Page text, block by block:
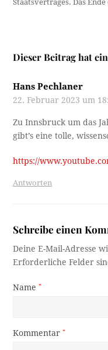
Staatsvertrages. Das
Dieser Beitrag hat
Hans Pechlaner
22. Februar 2023 um
Zu Innsbruck um das
gibt’s eine tolle,
https://
Antworten
Schreibe einen
Deine E-Mail-Adresse
Erforderliche Felder
Name*
Kommentar*